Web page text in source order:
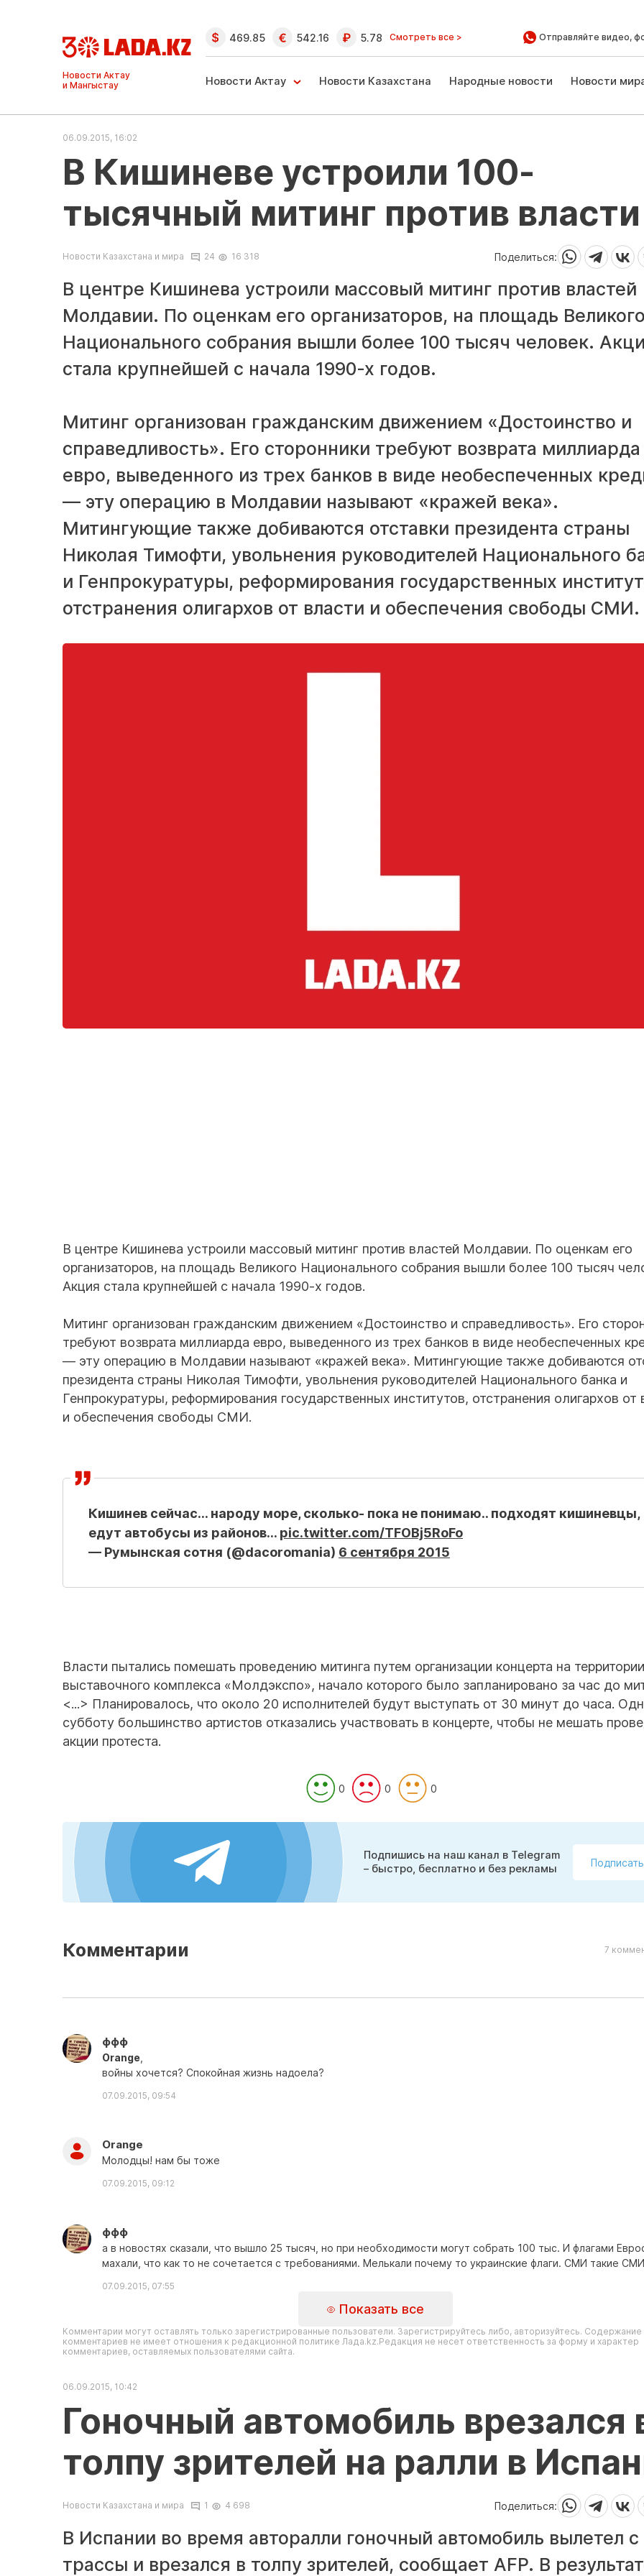
Ақтау және
Манғыстау
жаңалықтары
469.85 542.16 5.78 Смотреть все > Отправляйте видео,
Новости Актау Новости Казахстана Народные новости Новости
06.09.2015, 16:02
В Кишиневе устроили 100-
тысячный митинг против власти
Новости Казахстана и мира 24 16 318 Поделиться:
В центре Кишинева устроили массовый митинг против властей
Молдавии. По оценкам его организаторов, на площадь Великого
Национального собрания вышли более 100 тысяч человек.
стала крупнейшей с начала 1990-х годов.
Митинг организован гражданским движением «Достоинство и
справедливость». Его сторонники требуют возврата миллиарда
евро, выведенного из трех банков в виде необеспеченных
— эту операцию в Молдавии называют «кражей века».
Митингующие также добиваются отставки президента страны
Николая Тимофти, увольнения руководителей Национального
и Генпрокуратуры, реформирования государственных
отстранения олигархов от власти и обеспечения свободы СМИ.
В центре Кишинева устроили массовый митинг против властей Молдавии. По оценкам его
организаторов, на площадь Великого Национального собрания вышли более 100 тысяч
Акция стала крупнейшей с начала 1990-х годов.
Митинг организован гражданским движением «Достоинство и справедливость». Его
требуют возврата миллиарда евро, выведенного из трех банков в виде необеспеченных
— эту операцию в Молдавии называют «кражей века». Митингующие также добиваются
президента страны Николая Тимофти, увольнения руководителей Национального банка и
Генпрокуратуры, реформирования государственных институтов, отстранения олигархов от
и обеспечения свободы СМИ.
Кишинев сейчас... народу море, сколько- пока не понимаю.. подходят кишиневцы,
едут автобусы из районов... pic.twitter.com/TFOBj5RoFo
— Румынская сотня (@dacoromania) 6 сентября 2015
Власти пытались помешать проведению митинга путем организации концерта на территории
выставочного комплекса «Молдэкспо», начало которого было запланировано за час до
<...> Планировалось, что около 20 исполнителей будут выступать от 30 минут до часа.
субботу большинство артистов отказались участвовать в концерте, чтобы не мешать
акции протеста.
0 0 0
Подпишись на наш канал в Telegram
– быстро, бесплатно и без рекламы
Комментарии 7
ффф
Orange
войны хочется? Спокойная жизнь надоела?
07.09.2015, 09:54
Orange
Молодцы! нам бы тоже
07.09.2015, 09:12
ффф
а в новостях сказали, что вышло 25 тысяч, но при необходимости могут собрать 100 тыс. И флагами
махали, что как то не сочетается с требованиями. Мелькали почему то украинские флаги. СМИ такие СМИ
07.09.2015, 07:55
Показать все
Комментарии могут оставлять только зарегистрированные пользователи. Зарегистрируйтесь либо, авторизуйтесь. Содержание
комментариев не имеет отношения к редакционной политике Лада.kz.Редакция не несет ответственность за форму и характер
комментариев, оставляемых пользователями сайта.
06.09.2015, 10:42
Гоночный автомобиль врезался
толпу зрителей на ралли в
Новости Казахстана и мира 1 4 698 Поделиться:
В Испании во время авторалли гоночный автомобиль вылетел с
трассы и врезался в толпу зрителей, сообщает AFP. В